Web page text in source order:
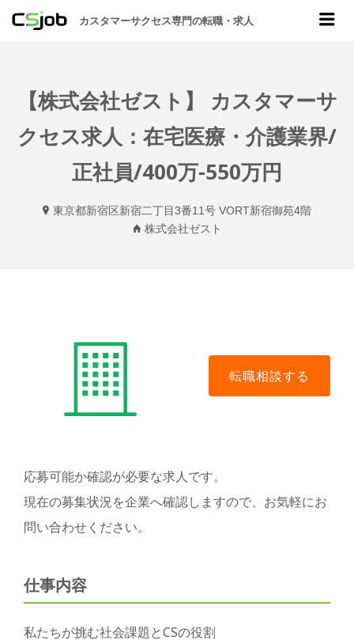
CSJOB
カスタマーサクセス専門の転職・求人
【株式会社ゼスト】 カスタマーサ
クセス求人：在宅医療・介護業界/
正社員/400万-550万円
東京都新宿区新宿二丁目3番11号 VORT新宿御苑4階
株式会社ゼスト
応募可能か確認が必要な求人です。
現在の募集状況を企業へ確認しますので、お気軽にお
問い合わせください。
仕事内容
私たちが挑む社会課題とCSの役割